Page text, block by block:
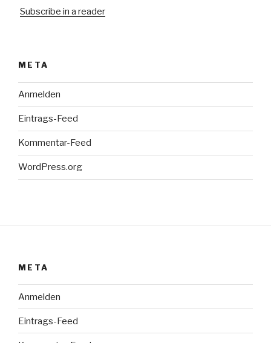
Subscribe in a reader
META
Anmelden
Eintrags-Feed
Kommentar-Feed
WordPress.org
META
Anmelden
Eintrags-Feed